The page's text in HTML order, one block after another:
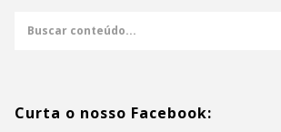
Curta o nosso Facebook: